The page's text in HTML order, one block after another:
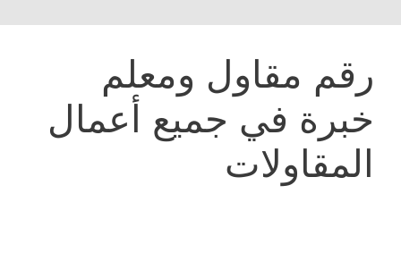
رقم مقاول ومعلم
خبرة في جميع أعمال
المقاولات